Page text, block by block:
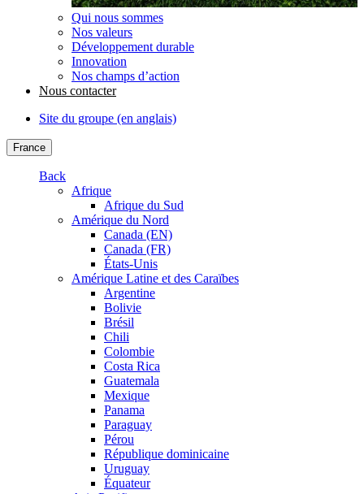
Qui nous sommes
Nos valeurs
Développement durable
Innovation
Nos champs d’action
Nous contacter
Site du groupe (en anglais)
France
Back
Afrique
Afrique du Sud
Amérique du Nord
Canada (EN)
Canada (FR)
États-Unis
Amérique Latine et des Caraïbes
Argentine
Bolivie
Brésil
Chili
Colombie
Costa Rica
Guatemala
Mexique
Panama
Paraguay
Pérou
République dominicaine
Uruguay
Équateur